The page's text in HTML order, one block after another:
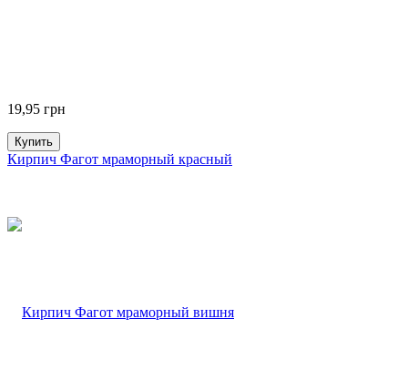
19,95 грн
Купить
Кирпич Фагот мраморный красный